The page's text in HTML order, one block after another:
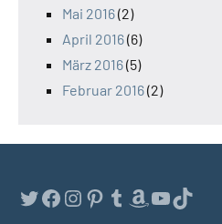
Mai 2016(2)
April 2016(6)
März 2016(5)
Februar 2016(2)
Twitter
Facebook
Instagram
Pinterest
Tumblr
Amazon
YouTube
TikTok